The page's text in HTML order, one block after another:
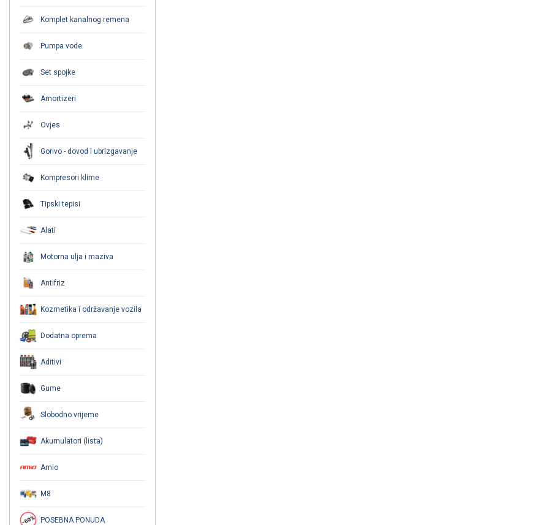
Komplet kanalnog remena
Pumpa vode
Set spojke
Amortizeri
Ovjes
Gorivo - dovod i ubrizgavanje
Kompresori klime
Tipski tepisi
Alati
Motorna ulja i maziva
Antifriz
Kozmetika i održavanje vozila
Dodatna oprema
Aditivi
Gume
Slobodno vrijeme
Akumulatori (lista)
Amio
M8
POSEBNA PONUDA